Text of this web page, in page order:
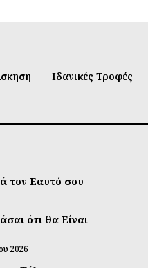
Ιδανικές Τροφές
τον Εαυτό σου
ότι θα Είναι
2026